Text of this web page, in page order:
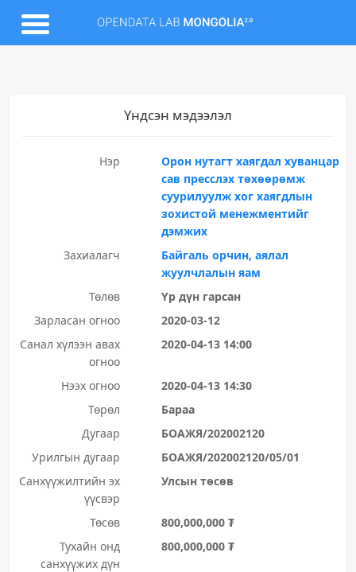
Үндсэн мэдээлэл
Нэр
Орон нутагт хаягдал хуванцар
сав пресслэх төхөөрөмж
суурилуулж хог хаягдлын
зохистой менежментийг
дэмжих
Захиалагч
Байгаль орчин, аялал
жуулчлалын яам
Төлөв
Үр дүн гарсан
Зарласан огноо
2020-03-12
Санал хүлээн авах
огноо
2020-04-13 14:00
Нээх огноо
2020-04-13 14:30
Төрөл
Бараа
Дугаар
БОАЖЯ/202002120
Урилгын дугаар
БОАЖЯ/202002120/05/01
Санхүүжилтийн эх
үүсвэр
Улсын төсөв
Төсөв
800,000,000 ₮
Тухайн онд
санхүүжих дүн
800,000,000 ₮